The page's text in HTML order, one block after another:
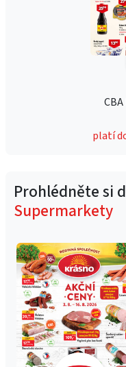
platí
Prohlédněte si
Supermarkety